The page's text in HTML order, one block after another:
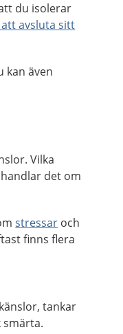
du isolerar
avsluta sitt
kan även
Vilka
det om
stressar och
finns flera
tankar
smärta.